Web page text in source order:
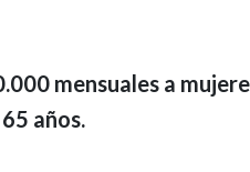
mensuales a
años.